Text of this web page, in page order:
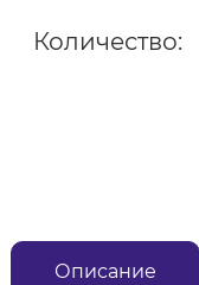
Количество:
Описание